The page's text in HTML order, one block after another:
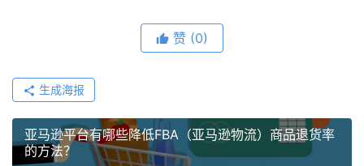
赞 (0)
生成海报
亚马逊平台有哪些降低FBA（亚马逊物流）商品退货率
的方法？